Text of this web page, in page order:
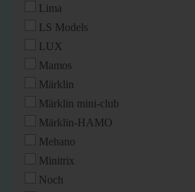
Lima
LS Models
LUX
Mamos
Märklin
Märklin mini-club
Märklin-HAMO
Mehano
Minitrix
Noch